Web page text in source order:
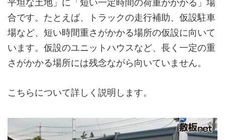
平坦な土地」に「短い一定時間の荷重がかかる」場
合です。たとえば、トラックの走行補助、仮設駐車
場など、短い時間重さがかかる場所の仮設に向いて
います。仮設のユニットハウスなど、長く一定の重
さがかかる場所には残念ながら向いていません。
こちらについて詳しく説明します。